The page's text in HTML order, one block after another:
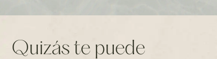
Quizás te puede